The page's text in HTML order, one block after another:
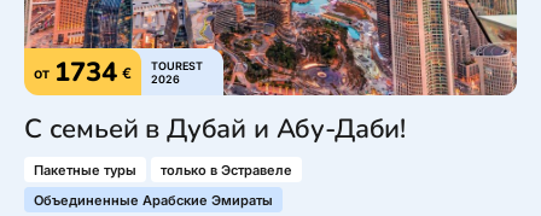
от 1734 €
TOUREST
2026
С семьей в Дубай и Абу-Даби!
Пакетные туры
только в Эстравеле
Объединенные Арабские Эмираты